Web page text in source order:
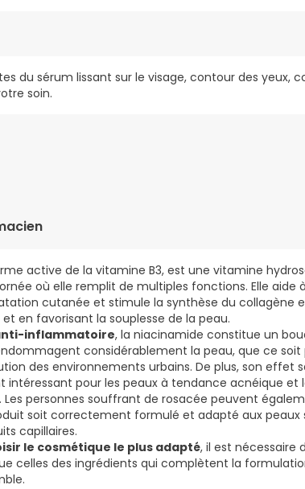
du sérum lissant sur le visage, contour des
soin.
WATER (AVENE AQUA). NIACINAMIDE. GLYCERIN.
active de la vitamine B3, est une vitamine
où elle remplit de multiples fonctions. Elle aide
cutanée et stimule la synthèse du collagène
en favorisant la souplesse de la peau.
inflammatoire, la niacinamide constitue un
considérablement la peau, que ce
des environnements urbains. De plus, son
intéressant pour les peaux à tendance acnéique et
personnes souffrant de rosacée peuvent
soit correctement formulé et adapté aux peaux
capillaires.
le cosmétique le plus adapté, il est nécessaire
celles des ingrédients qui complètent la